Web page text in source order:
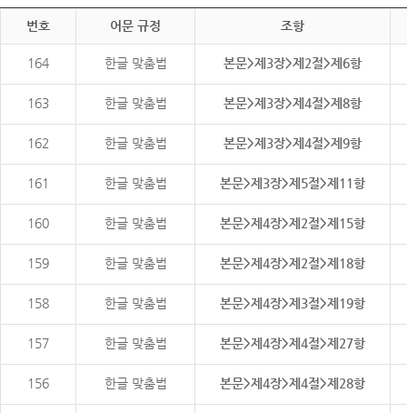
번호 어문 규정 조항
164 한글 맞춤법 본문>제3장>제2절>제6항
163 한글 맞춤법 본문>제3장>제4절>제8항
162 한글 맞춤법 본문>제3장>제4절>제9항
161 한글 맞춤법 본문>제3장>제5절>제11항
160 한글 맞춤법 본문>제4장>제2절>제15항
159 한글 맞춤법 본문>제4장>제2절>제18항
158 한글 맞춤법 본문>제4장>제3절>제19항
157 한글 맞춤법 본문>제4장>제4절>제27항
156 한글 맞춤법 본문>제4장>제4절>제28항